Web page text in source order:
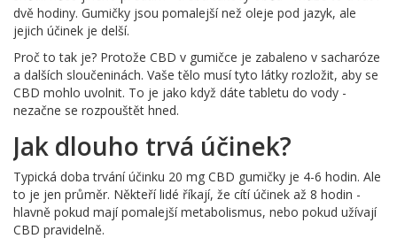
dvě hodiny. Gumičky jsou pomalejší než oleje pod jazyk, ale
jejich účinek je delší.
Proč to tak je? Protože CBD v gumičce je zabaleno v sacharóze
a dalších sloučeninách. Vaše tělo musí tyto látky rozložit, aby se
CBD mohlo uvolnit. To je jako když dáte tabletu do vody -
nezačne se rozpouštět hned.
Jak dlouho trvá účinek?
Typická doba trvání účinku 20 mg CBD gumičky je 4-6 hodin. Ale
to je jen průměr. Někteří lidé říkají, že cítí účinek až 8 hodin -
hlavně pokud mají pomalejší metabolismus, nebo pokud užívají
CBD pravidelně.